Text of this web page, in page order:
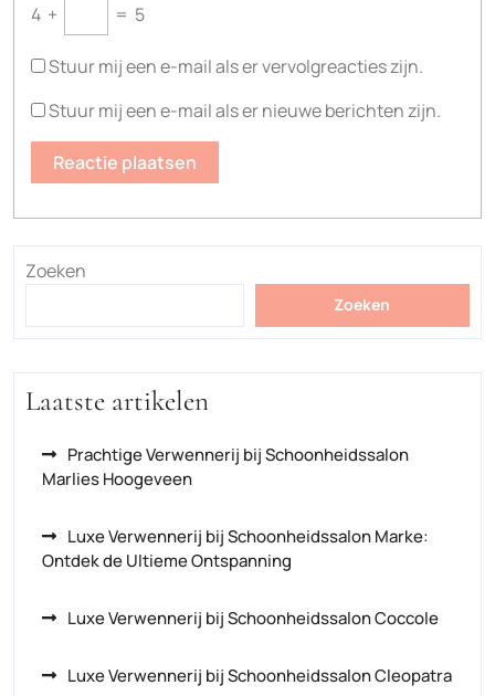
4 + = 5
Stuur mij een e-mail als er vervolgreacties zijn.
Stuur mij een e-mail als er nieuwe berichten zijn.
Zoeken
Zoeken
Laatste artikelen
Prachtige Verwennerij bij Schoonheidssalon
Marlies Hoogeveen
Luxe Verwennerij bij Schoonheidssalon Marke:
Ontdek de Ultieme Ontspanning
Luxe Verwennerij bij Schoonheidssalon Coccole
Luxe Verwennerij bij Schoonheidssalon Cleopatra